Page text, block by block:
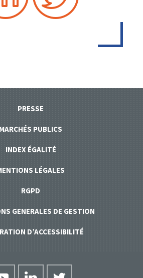
PRESSE
MARCHÉS PUBLICS
INDEX ÉGALITÉ
LÉGALES
RGPD
GENERALES DE GESTION
D’ACCESSIBILITÉ